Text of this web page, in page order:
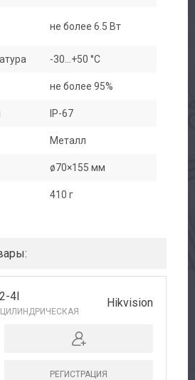
не более 6.5 Вт
-30...+50 °C
не более 95%
IP-67
Металл
ø70×155 мм
410 г
4I Hikvision
РЕГИСТРАЦИЯ